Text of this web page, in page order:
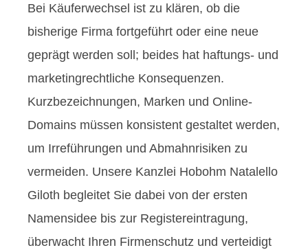
Bei Käuferwechsel ist zu klären, ob die
bisherige Firma fortgeführt oder eine neue
geprägt werden soll; beides hat haftungs- und
marketingrechtliche Konsequenzen.
Kurzbezeichnungen, Marken und Online-
Domains müssen konsistent gestaltet werden,
um Irreführungen und Abmahnrisiken zu
vermeiden. Unsere Kanzlei Hobohm Natalello
Giloth begleitet Sie dabei von der ersten
Namensidee bis zur Registereintragung,
überwacht Ihren Firmenschutz und verteidigt